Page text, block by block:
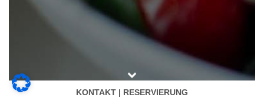
KONTAKT | RESERVIERUNG